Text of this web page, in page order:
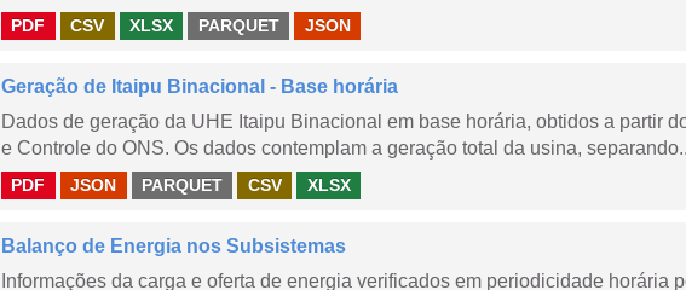
PDF CSV XLSX PARQUET JSON
Geração de Itaipu Binacional - Base horária
Dados de geração da UHE Itaipu Binacional em base horária, obtidos a partir
e Controle do ONS. Os dados contemplam a geração total da usina,
PDF JSON PARQUET CSV XLSX
Balanço de Energia nos Subsistemas
Informações da carga e oferta de energia verificados em periodicidade horária